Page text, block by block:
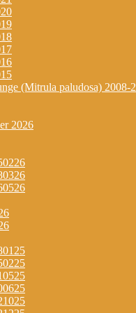
(Mitrula paludosa) 2008-
2026